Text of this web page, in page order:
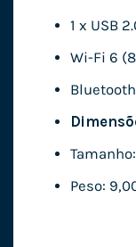
1 x USB
Wi-Fi 6
Peso: